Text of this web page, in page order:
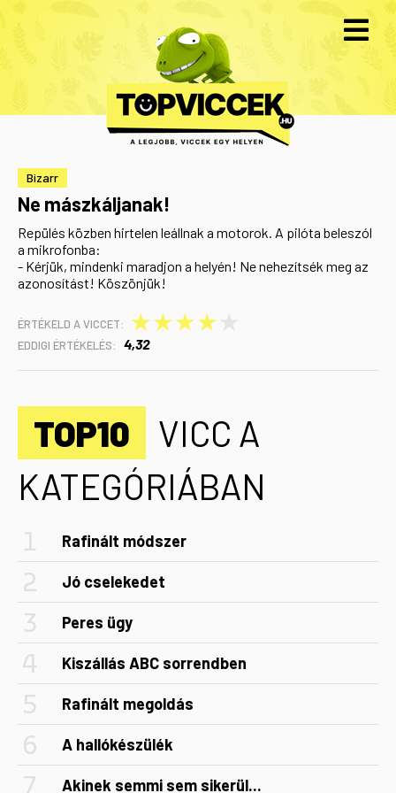
Bizarr
Ne mászkáljanak!
Repülés közben hirtelen leállnak a motorok. A pilóta beleszól
a mikrofonba:
- Kérjük, mindenki maradjon a helyén! Ne nehezítsék meg az
azonosítást! Köszönjük!
ÉRTÉKELD A VICCET: ★
★
★
★
EDDIGI ÉRTÉKELÉS: 4,32
TOP10
VICC A
KATEGÓRIÁBAN
Rafinált módszer
Jó cselekedet
Peres ügy
Kiszállás ABC sorrendben
Rafinált megoldás
A hallókészülék
Akinek semmi sem sikerül...